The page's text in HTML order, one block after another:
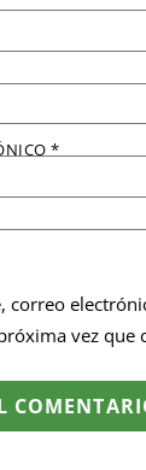
*
correo
vez que